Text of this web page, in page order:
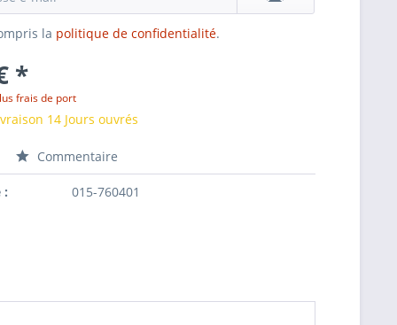
la politique de confidentialité.
*
frais de port
14 Jours ouvrés
Commentaire
: 015-760401